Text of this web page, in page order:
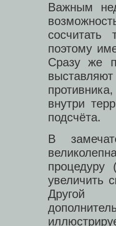
Важным
поэтому
Сразу же
внутри
подсчёта.
В
процедуру
увеличить
Другой